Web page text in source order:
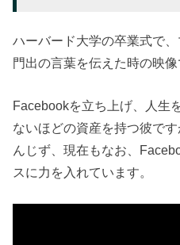
ハーバード大学の卒業式で
門出の言葉を伝えた時の映像
Facebookを立ち上げ、人生
ないほどの資産を持つ彼で
んじず、現在もなお、
スに力を入れています。